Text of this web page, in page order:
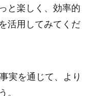
と楽しく、効率的
活用してみてくだ
実を通じて、より
。